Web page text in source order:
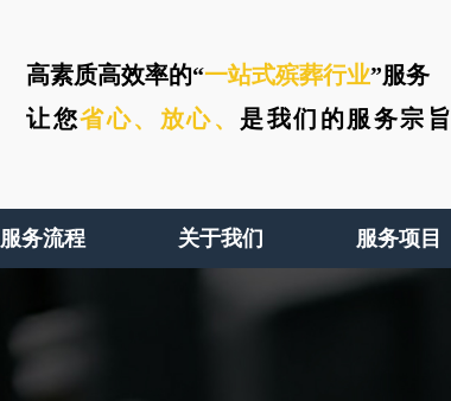
高素质高效率的“一站式殡葬行业”服务
让您省心、 放心、 是我们的服务宗旨
服务流程 关于我们 服务项目